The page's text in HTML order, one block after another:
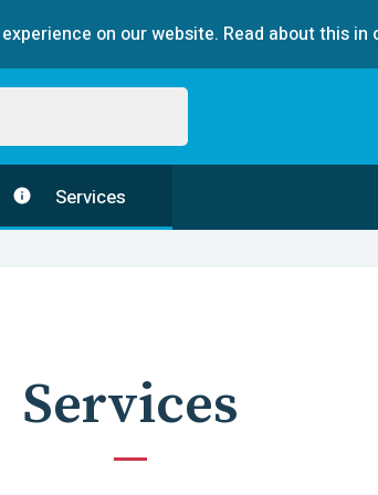
on our website. Read about this in
Services
Services